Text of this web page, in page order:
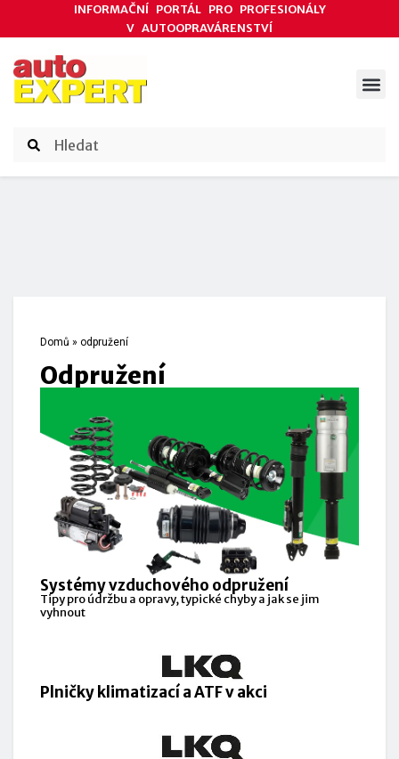
INFORMAČNÍ PORTÁL PRO PROFESIONÁLY
V AUTOOPRAVÁRENSTVÍ
Domů » odpružení
odpružení
Systémy vzduchového odpružení
Tipy pro údržbu a opravy, typické chyby a jak se jim
vyhnout
Plničky klimatizací a ATF v akci